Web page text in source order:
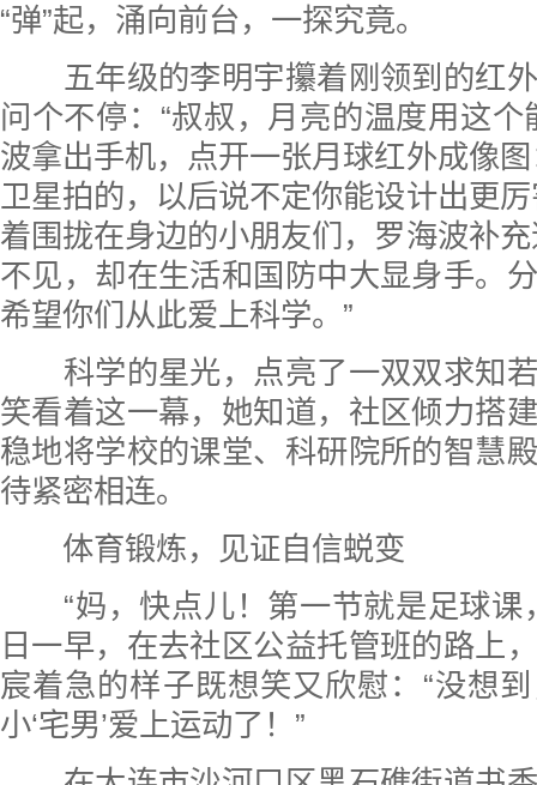
“弹”起，涌向前台，一探究竟。
五年级的李明宇攥着刚领到的红外
问个不停：“叔叔，月亮的温度用这个
波拿出手机，点开一张月球红外成像
卫星拍的，以后说不定你能设计出更
着围拢在身边的小朋友们，罗海波补
不见，却在生活和国防中大显身手。
希望你们从此爱上科学。”
科学的星光，点亮了一双双求知若
笑看着这一幕，她知道，社区倾力搭
稳地将学校的课堂、科研院所的智慧
待紧密相连。
体育锻炼，见证自信蜕变
“妈，快点儿！第一节就是足球课
日一早，在去社区公益托管班的路上
宸着急的样子既想笑又欣慰：“没想
小‘宅男’爱上运动了！”